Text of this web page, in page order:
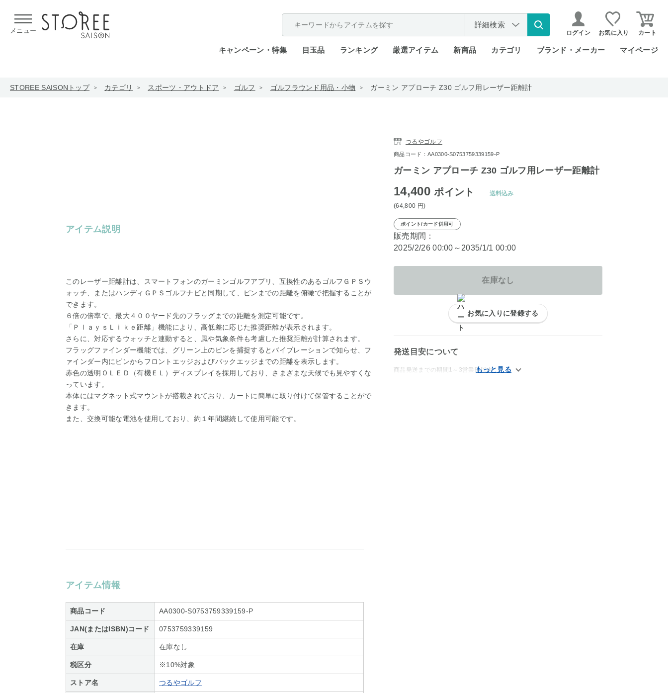
メニュー
詳細検索
ログイン お気に入り カート
キャンペーン・特集 目玉品 ランキング 厳選アイテム 新商品 カテゴリ ブランド・メーカー マイページ
STOREE SAISONトップ カテゴリ スポーツ・アウトドア ゴルフ ゴルフラウンド用品・小物 ガーミン アプローチ Z30 ゴルフ用レーザー距離計
アイテム説明
このレーザー距離計は、スマートフォンのガーミンゴルフアプリ、互換性のあるゴルフＧＰＳウ
ォッチ、またはハンディＧＰＳゴルフナビと同期して、ピンまでの距離を俯瞰で把握することが
できます。
６倍の倍率で、最大４００ヤード先のフラッグまでの距離を測定可能です。
「ＰｌａｙｓＬｉｋｅ距離」機能により、高低差に応じた推奨距離が表示されます。
さらに、対応するウォッチと連動すると、風や気象条件も考慮した推奨距離が計算されます。
フラッグファインダー機能では、グリーン上のピンを捕捉するとバイブレーションで知らせ、フ
ァインダー内にピンからフロントエッジおよびバックエッジまでの距離を表示します。
赤色の透明ＯＬＥＤ（有機ＥＬ）ディスプレイを採用しており、さまざまな天候でも見やすくな
っています。
本体にはマグネット式マウントが搭載されており、カートに簡単に取り付けて保管することがで
きます。
また、交換可能な電池を使用しており、約１年間継続して使用可能です。
アイテム情報
商品コード AA0300-S0753759339159-P
JAN(またはISBN)コード 0753759339159
在庫 在庫なし
税区分 ※10%対象
ストア名 つるやゴルフ
つるやゴルフ
商品コード：AA0300-S0753759339159-P
ガーミン アプローチ Z30 ゴルフ用レーザー距離計
14,400ポイント
(64,800 円)
送料込み
ポイント/カード併用可
販売期間：
2025/2/26 00:00～2035/1/1 00:00
在庫なし
お気に入りに登録する
発送目安について
商品発送までの期間1～3営業日以内